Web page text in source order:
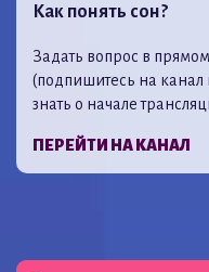
Как понять сон?
Задать вопрос в
(подпишитесь на канал
знать о начале
ПЕРЕЙТИ НА КАНАЛ